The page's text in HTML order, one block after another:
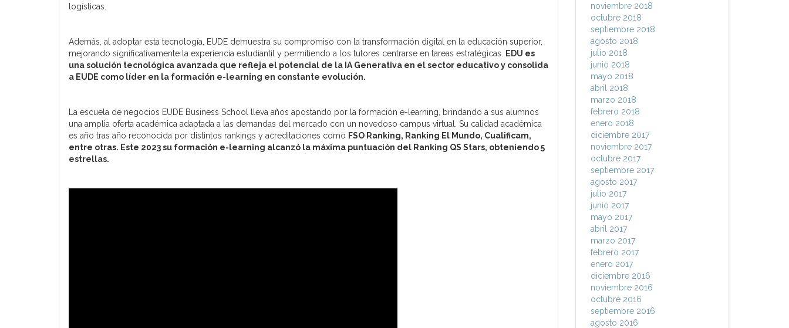
logísticas.
Además, al adoptar esta tecnología, EUDE demuestra su compromiso con la transformación digital en la educación superior,
mejorando significativamente la experiencia estudiantil y permitiendo a los tutores centrarse en tareas estratégicas.
EDU es
una solución tecnológica avanzada que refleja el potencial de la IA Generativa en el sector educativo y consolida
a EUDE como líder en la formación e-learning en constante evolución.
La escuela de negocios EUDE Business School lleva años apostando por la formación e-learning, brindando a sus alumnos
una amplia oferta académica adaptada a las demandas del mercado con un novedoso campus virtual. Su calidad académica
es año tras año reconocida por distintos rankings y acreditaciones como FSO Ranking, Ranking El Mundo, Cualificam,
entre otras. Este 2023 su formación e-learning alcanzó la máxima puntuación del Ranking QS Stars, obteniendo 5
estrellas.
noviembre 2018
octubre 2018
septiembre 2018
agosto 2018
julio 2018
junio 2018
mayo 2018
abril 2018
marzo 2018
febrero 2018
enero 2018
diciembre 2017
noviembre 2017
octubre 2017
septiembre 2017
agosto 2017
julio 2017
junio 2017
mayo 2017
abril 2017
marzo 2017
febrero 2017
enero 2017
diciembre 2016
noviembre 2016
octubre 2016
septiembre 2016
agosto 2016